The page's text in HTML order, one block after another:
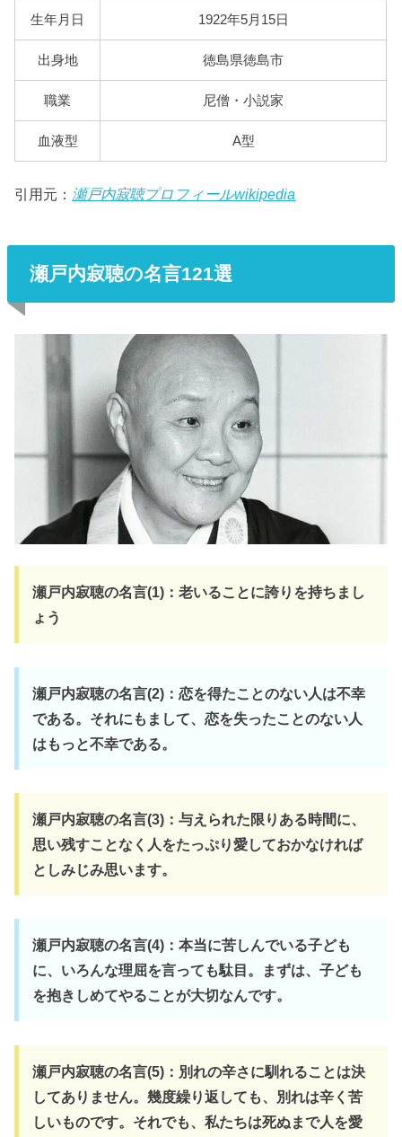
生年月日 1922年5月15日
出身地 徳島県徳島市
職業 尼僧・小説家
血液型 A型
引用元： 瀬戸内寂聴プロフィールwikipedia
瀬戸内寂聴の名言121選
瀬戸内寂聴の名言(1)：老いることに誇りを持ちまし
ょう
瀬戸内寂聴の名言(2)：恋を得たことのない人は不幸
である。それにもまして、恋を失ったことのない人
はもっと不幸である。
瀬戸内寂聴の名言(3)：与えられた限りある時間に、
思い残すことなく人をたっぷり愛しておかなければ
としみじみ思います。
瀬戸内寂聴の名言(4)：本当に苦しんでいる子ども
に、いろんな理屈を言っても駄目。まずは、子ども
を抱きしめてやることが大切なんです。
瀬戸内寂聴の名言(5)：別れの辛さに馴れることは決
してありません。幾度繰り返しても、別れは辛く苦
しいものです。それでも、私たちは死ぬまで人を愛